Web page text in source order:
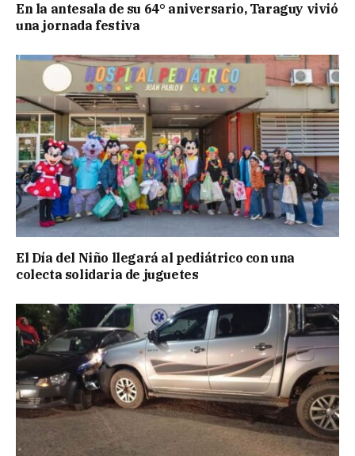
En la antesala de su 64° aniversario, Taraguy vivió
una jornada festiva
El Día del Niño llegará al pediátrico con una
colecta solidaria de juguetes